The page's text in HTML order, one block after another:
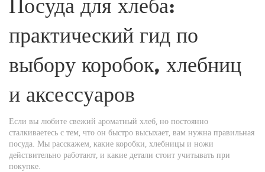
Посуда для хлеба:
практический гид по
выбору коробок, хлебниц
и аксессуаров
Если вы любите свежий ароматный хлеб, но постоянно
сталкиваетесь с тем, что он быстро высыхает, вам нужна правильная
посуда. Мы расскажем, какие коробки, хлебницы и ножи
действительно работают, и какие детали стоит учитывать при
покупке.